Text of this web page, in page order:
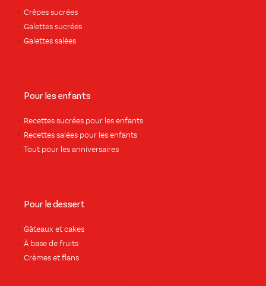
Crêpes sucrées
Galettes sucrées
Galettes salées
Pour les enfants
Recettes sucrées pour les enfants
Recettes salées pour les enfants
Tout pour les anniversaires
Pour le dessert
Gâteaux et cakes
À base de fruits
Crèmes et flans